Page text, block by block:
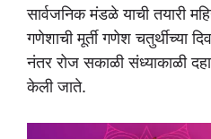
सार्वजनिक मंडळे याची तयारी
गणेशाची मूर्ती गणेश चतुर्थीच्या
नंतर रोज सकाळी संध्याकाळी
केली जाते.